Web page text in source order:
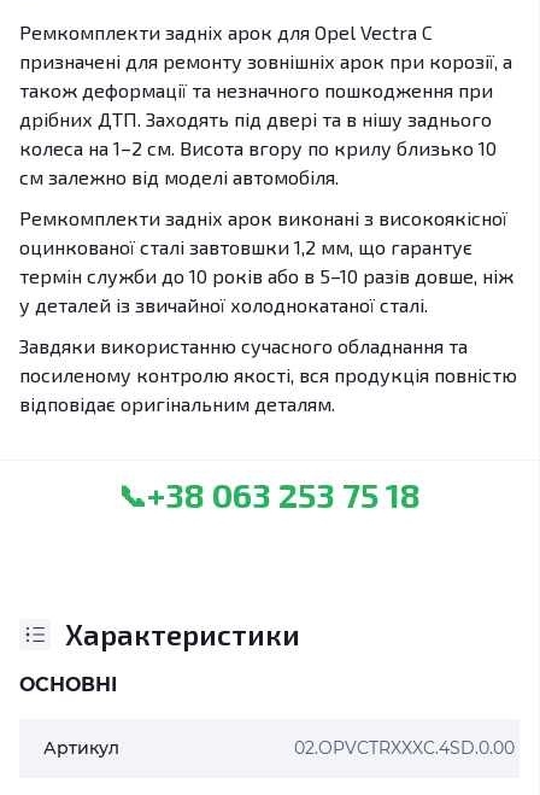
Ремкомплекти задніх арок для Opel Vectra C
призначені для ремонту зовнішніх арок при корозії, а
також деформації та незначного пошкодження при
дрібних ДТП. Заходять під двері та в нішу заднього
колеса на 1–2 см. Висота вгору по крилу близько 10
см залежно від моделі автомобіля.
Ремкомплекти задніх арок виконані з високоякісної
оцинкованої сталі завтовшки 1,2 мм, що гарантує
термін служби до 10 років або в 5–10 разів довше, ніж
у деталей із звичайної холоднокатаної сталі.
Завдяки використанню сучасного обладнання та
посиленому контролю якості, вся продукція повністю
відповідає оригінальним деталям.
📞+38 063 253 75 18
Характеристики
ОСНОВНІ
Артикул 02.OPVCTRXXXC.4SD.0.00